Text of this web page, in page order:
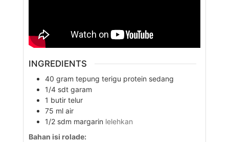
INGREDIENTS
40 gram tepung terigu protein sedang
1/4 sdt garam
1 butir telur
75 ml air
1/2 sdm margarin lelehkan
Bahan isi rolade: